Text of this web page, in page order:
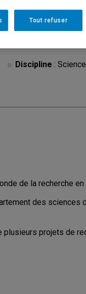
Discipline :
de la recherche
des sciences
projets de
Tout refuser